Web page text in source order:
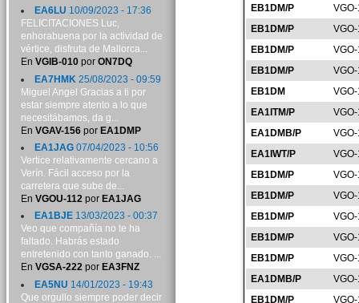
EB1DM/P
EB1DM/P
EB1DM/P
EB1DM/P
EB1DM
EA1ITM/P
EA1DMB/P
EA1IWT/P
EB1DM/P
EB1DM/P
EB1DM/P
EB1DM/P
EB1DM/P
EA1DMB/P
EB1DM/P
EA6LU 10/09/2023 - 17:36
FELICITACIONES Luc,
enhorabuena por la actividad de
vértice, disfruta de Mallorca...
En VGIB-010por ON7DQ
EA7HMK 25/08/2023 - 09:59
Miguel Angel Gracias a ti por
estar siempre atento a lo que
necesitábamos, da g...
En VGAV-156por EA1DMP
EA1JAG07/04/2023 - 10:56
Vertice relativamente cercano a
Verín. Fácil acceso por la
carretera que sube de...
En VGOU-112por EA1JAG
EA1BJE13/03/2023 - 00:37
Veo que compañía no te ha
faltado. Habrás estado
entretenido con tanto ganado. ...
En VGSA-222por EA3FNZ
EA5NU 14/01/2023 - 19:43
Que orgullo siempre poder decir